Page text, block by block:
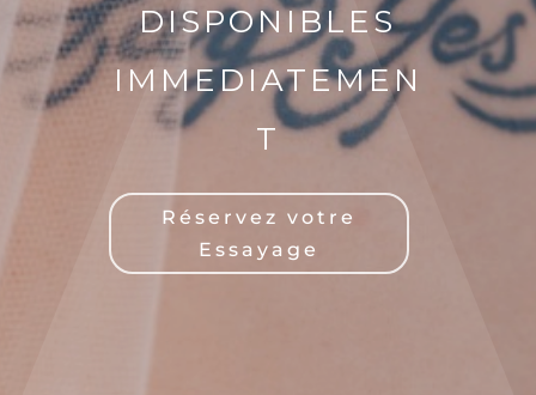
DISPONIBLES
IMMEDIATEMEN
T
Réservez votre
Essayage